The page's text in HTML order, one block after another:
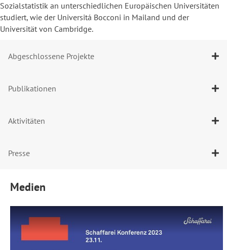
Sozialstatistik an unterschiedlichen Europäischen Universitäten
studiert, wie der Universitá Bocconi in Mailand und der
Universität von Cambridge.
Abgeschlossene Projekte
Publikationen
Aktivitäten
Presse
Medien